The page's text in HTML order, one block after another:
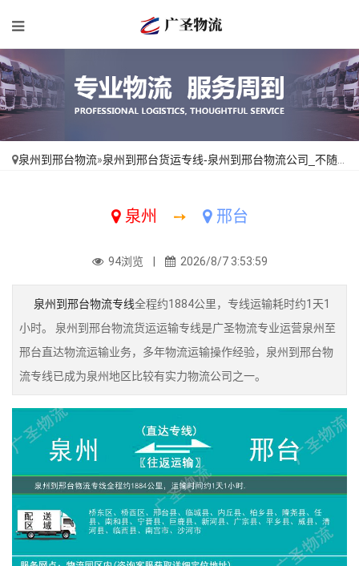
泉州到邢台物流»泉州到邢台货运专线-泉州到邢台物流公司_不随意加价「零担配货」
泉州 ➙ 邢台
94浏览 | 2026/8/7 3:53:59
泉州到邢台物流专线全程约1884公里，专线运输耗时约1天1
小时。 泉州到邢台物流货运运输专线是广圣物流专业运营泉州至
邢台直达物流运输业务，多年物流运输操作经验，泉州到邢台物
流专线已成为泉州地区比较有实力物流公司之一。